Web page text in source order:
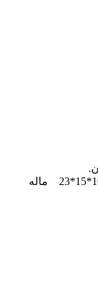
ماله استیل ذوزنقه Gillter ماله استیل ذوزنقه 10*15*23 ماله